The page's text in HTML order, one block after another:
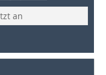
an